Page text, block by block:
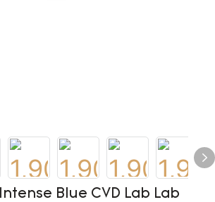
Blue CVD Lab Lab